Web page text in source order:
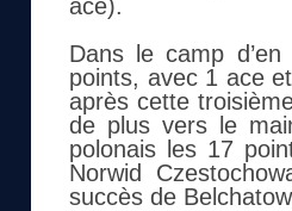
ace).
Dans le camp
points, avec 1 ace
après cette
de plus vers le
polonais les 17
Norwid
succès de